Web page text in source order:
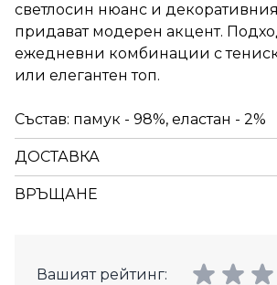
светлосин нюанс и
придават модерен акцент.
ежедневни комбинации с
или елегантен топ.
Състав: памук - 98%, еластан - 2%
ДОСТАВКА
ВРЪЩАНЕ
Вашият рейтинг: